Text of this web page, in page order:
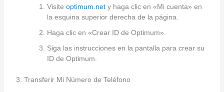
Visite optimum.nety haga clic en «Mi cuenta» en
la esquina superior derecha de la página.
Haga clic en «Crear ID de Optimum».
Siga las instrucciones en la pantalla para crear su
ID de Optimum.
3. Transferir Mi Número de Teléfono